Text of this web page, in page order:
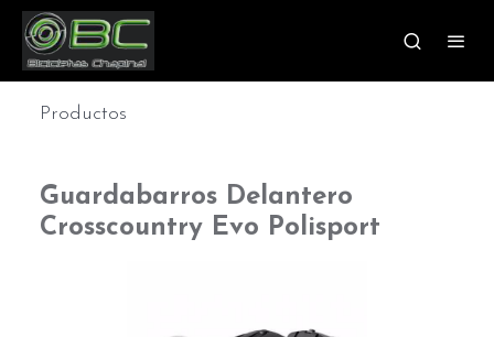
Productos
Guardabarros Delantero
Crosscountry Evo Polisport